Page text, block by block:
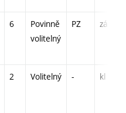
6
Povinně
volitelný
PZ zá,zk
2 Volitelný - kl